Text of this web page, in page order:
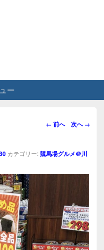
ー
画
ビ
ー
← 前へ 次へ →
カテゴリー:競馬場グルメ＠川